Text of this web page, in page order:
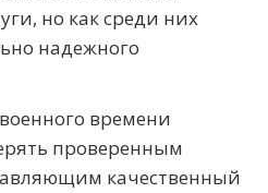
но как среди них
надежного
времени
проверенным
качественный